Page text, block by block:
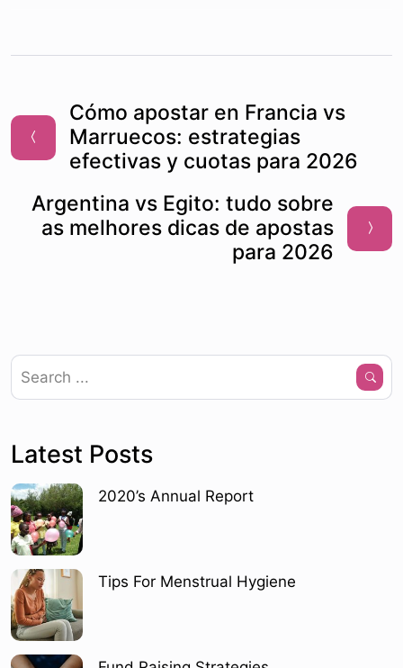
Cómo apostar en Francia vs
Marruecos: estrategias
efectivas y cuotas para 2026
Argentina vs Egito: tudo sobre
as melhores dicas de apostas
para 2026
Latest Posts
2020’s Annual Report
Tips For Menstrual Hygiene